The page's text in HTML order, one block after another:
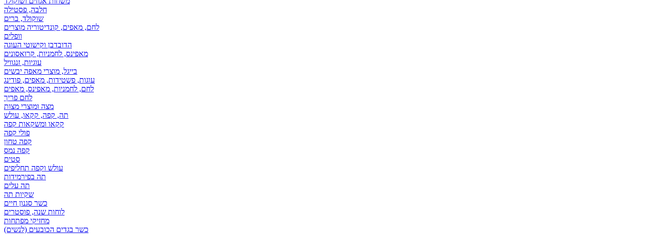
חלבה, פסטילה
שוקולד, ברים
לחם, מאפים, קונדיטוריה מוצרים
וופלים
הדובדבן וקישוטי העוגה
מאפינס, לחמניות, קרואסונים
עוגיות, זנגוויל
בייגל, מוצרי מאפה יבשים
עוגות, פשטידות, מאפים, פודינג
לחם, לחמניות, מאפינס, מאפים
לחם פריך
מצה ומוצרי מצות
תה, קפה, קקאו, עולש
קקאו ומשקאות קפה
פולי קפה
קפה טחון
קפה נמס
סטים
עולש וקפה תחליפים
תה בפירמידות
תה עלים
שקיות תה
כשר סגנון חיים
לוחות שנה, פוסטרים
מחזיקי מפתחות
כשר בגדים הכובעים (לנשים)